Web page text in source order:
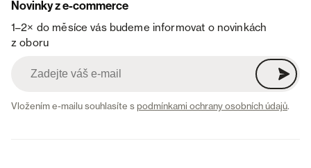
Novinky z e-commerce
1–2× do měsíce vás budeme informovat o novinkách
z oboru
Vložením e-mailu souhlasíte spodmínkami ochrany osobních údajů.